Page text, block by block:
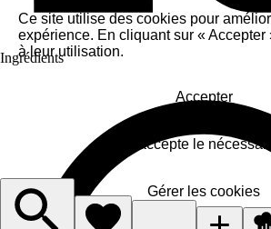
Ingrédients
Ce site utilise des cookies pour
expérience. En cliquant sur « Accepter
à leur utilisation.
Accepter
J'accepte le nécessaire
Gérer les cookies